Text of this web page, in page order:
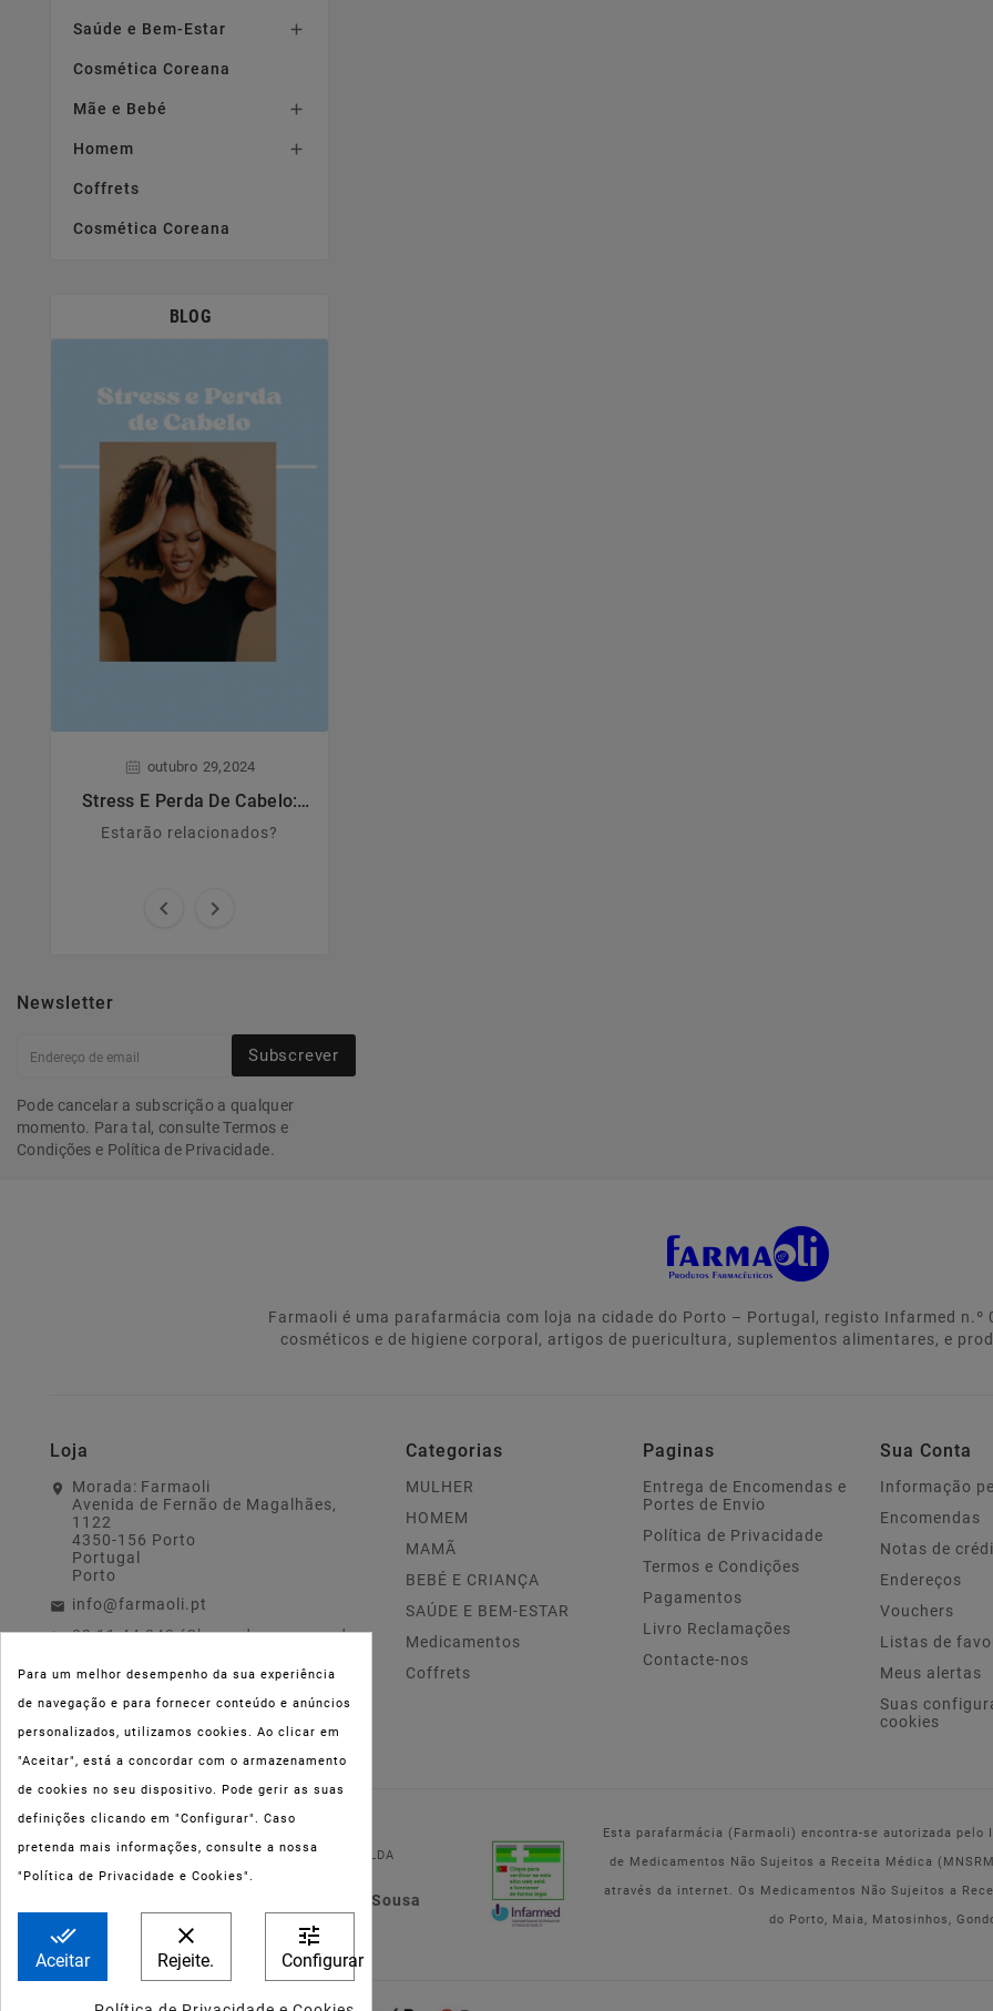
Saúde e Bem-Estar 
Cosmética Coreana
Mãe e Bebé 
Homem 
Coffrets
Cosmética Coreana
BLOG
outubro 29, 2024
Stress E Perda De Cabelo:
Estarão relacionados?
 
Newsletter
Subscrever
Pode cancelar a subscrição a qualquer
momento. Para tal, consulte Termos e
Condições e Política de Privacidade.
Farmaoli é uma parafarmácia com loja na cidade do Porto – Portugal, registo Infarmed
cosméticos e de higiene corporal, artigos de puericultura, suplementos alimentares, e
Loja
Morada: Farmaoli
Avenida de Fernão de Magalhães,
1122
4350-156 Porto
Portugal
Porto
info@farmaoli.pt
22 11 44 343 (Chamada para a rede
Categorias
MULHER
HOMEM
MAMÃ
BEBÉ E CRIANÇA
SAÚDE E BEM-ESTAR
Medicamentos
Coffrets
Paginas
Entrega de Encomendas e
Portes de Envio
Política de Privacidade
Termos e Condições
Pagamentos
Livro Reclamações
Contacte-nos
Sua Conta
Informação
Encomendas
Notas de
Endereços
Vouchers
Listas de
Meus alertas
Suas
cookies
NIPC:515 801 216
FARMAOLI, Soc. Unip. LDA
Dir. Técnica: Lígia de Sousa
Teixeira
Esta parafarmácia (Farmaoli) encontra-se autorizada pelo
de Medicamentos Não Sujeitos a Receita Médica
através da internet. Os Medicamentos Não Sujeitos a
do Porto, Maia, Matosinhos,
Para um melhor desempenho da sua experiência
de navegação e para fornecer conteúdo e anúncios
personalizados, utilizamos cookies. Ao clicar em
"Aceitar", está a concordar com o armazenamento
de cookies no seu dispositivo. Pode gerir as suas
definições clicando em "Configurar". Caso
pretenda mais informações, consulte a nossa
"Política de Privacidade e Cookies".
done_all
Aceitar
clear
Rejeite.
tune
Configurar